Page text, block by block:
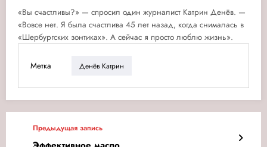
«Вы счастливы?» — спросил один журналист Катрин Денёв. —
«Вовсе нет. Я была счастлива 45 лет назад, когда снималась в
«Шербургских зонтиках». А сейчас я просто люблю жизнь».
Метка Денёв Катрин
Предыдущая запись